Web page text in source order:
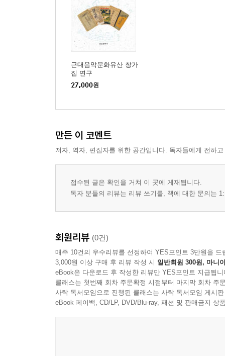
Ⅴ. 나가는 글
6장 黃胤錫의 일기 『 齋亂藁』에 언급된 樂律에
Ⅰ. 머리말
Ⅲ. 시기적 흐름에 따라 본 악률에 대한 관심
Ⅳ. 맺음말
7장 金謹行의 「律呂新書箚疑」에 대한 연구
Ⅱ. 김근행과 「율려신서차의」
Ⅲ. 『율려신서』의 도상화 「율려신서차의」분석
Ⅳ. 맺음말
8장 열하일기의 음악대담 「망양록」 연구
Ⅳ. 맺음말
2부 근대시기 음악론 연구
1장 근대시기 전통음악 장르용어에 관한 연구
근대음악문화유산 창가
집 연구
27,000원
만든 이 코멘트
저자, 역자, 편집자를 위한 공간입니다. 독자들에게 전하
접수된 글은 확인을 거쳐 이 곳에 게재됩니다.
독자 분들의 리뷰는 리뷰 쓰기를, 책에 대한 문의는
회원리뷰 (0건)
매주 10건의 우수리뷰를 선정하여 YES포인트 3만원을 드
3,000원 이상 구매 후 리뷰 작성 시 일반회원 300원, 마니
eBook은 다운로드 후 작성한 리뷰만 YES포인트 지급됩니
클래스는 첫번째 회차 주문확정 시점부터 마지막 회차 주
사락 독서모임으로 진행된 클래스는 사락 독서모임 게시
eBook 페이백, CD/LP, DVD/Blu-ray, 패션 및 판매금지 상